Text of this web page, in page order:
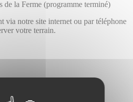
de la Ferme (programme terminé)
via notre site internet ou par téléphone
votre terrain.